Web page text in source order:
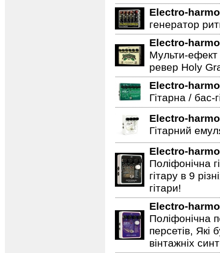
Electro-
генератор
Electro-
Мульти-ефект
ревер Holy
Electro-
Гітарна / бас-
Electro-
Гітарний
Electro-
Поліфонічна
гітару в 9
гітари!
Electro-
Поліфонічна
персетів, Які
вінтажніх